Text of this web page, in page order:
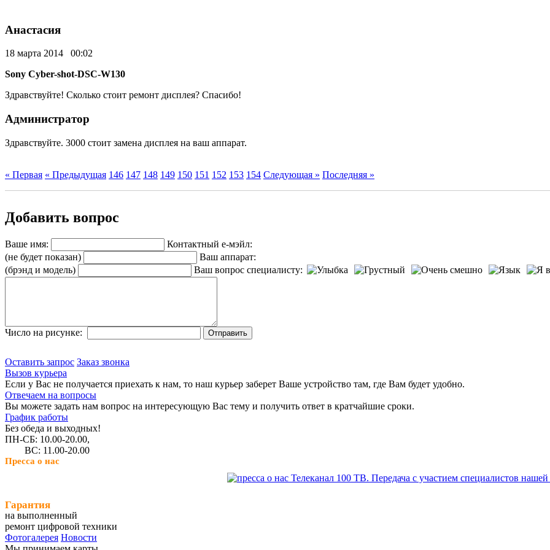
Анастасия
18 марта 2014 00:02
Sony Cyber-shot-DSC-W130
Здравствуйте! Сколько стоит ремонт дисплея? Спасибо!
Администратор
Здравствуйте. 3000 стоит замена дисплея на ваш аппарат.
« Первая « Предыдущая 146 147 148 149 150 151 152 153 154 Следующая » Последняя »
Добавить вопрос
Ваше имя:
Контактный е-мэйл:
(не будет показан)
Ваш аппарат:
(брэнд и модель)
Ваш вопрос специалисту:
Число на рисунке:
Оставить запрос Заказ звонка
Вызов курьера
Если у Вас не получается приехать к нам, то наш курьер заберет Ваше устройство там, где Вам будет удобно.
Отвечаем на вопросы
Вы можете задать нам вопрос на интересующую Вас тему и получить ответ в кратчайшие сроки.
График работы
Без обеда и выходных!
ПН-СБ: 10.00-20.00,
ВС: 11.00-20.00
Пресса о нас
Телеканал 100 ТВ. Передача с участием специалистов нашей
Гарантия
на выполненный
ремонт цифровой техники
Фотогалерея Новости